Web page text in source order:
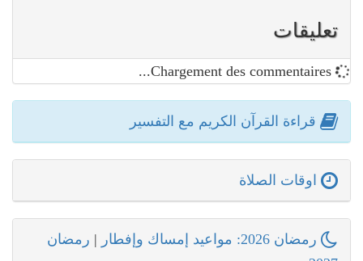
تعليقات
قراءة القرآن الكريم مع التفسير
اوقات الصلاة
رمضان 2026: مواعيد إمساك وإفطار | رمضان